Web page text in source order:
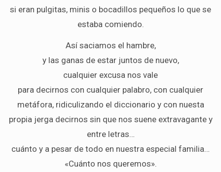
si eran pulgitas, minis o bocadillos pequeños lo que se
estaba comiendo.
Así saciamos el hambre,
y las ganas de estar juntos de nuevo,
cualquier excusa nos vale
para decirnos con cualquier palabro, con cualquier
metáfora, ridiculizando el diccionario y con nuesta
propia jerga decirnos sin que nos suene extravagante y
entre letras…
cuánto y a pesar de todo en nuestra especial familia…
«Cuánto nos queremos».